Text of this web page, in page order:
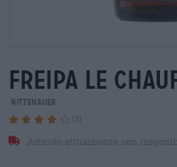
freipa le
Nittenauer
(3)
Articolo attualmente non